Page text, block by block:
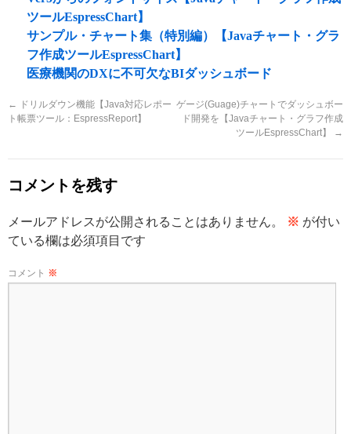
ツールEspressChart】
サンプル・チャート集（特別編）【Javaチャート・グラ
フ作成ツールEspressChart】
医療機関のDXに不可欠なBIダッシュボード
←
ドリルダウン機能【Java対応レポー
ト帳票ツール：EspressReport】
ゲージ(Guage)チャートでダッシュボー
ド開発を【Javaチャート・グラフ作成
ツールEspressChart】
→
コメントを残す
メールアドレスが公開されることはありません。 ※ が付い
ている欄は必須項目です
コメント ※